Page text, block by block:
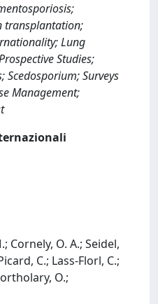
transplantation;
Lung
Studies;
Scedosporium; Surveys
Management;
Cornely, O. A.; Seidel,
C.; Lass-Florl, C.;
O.;